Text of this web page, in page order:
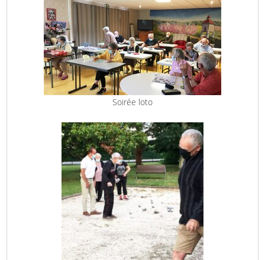
Soirée loto